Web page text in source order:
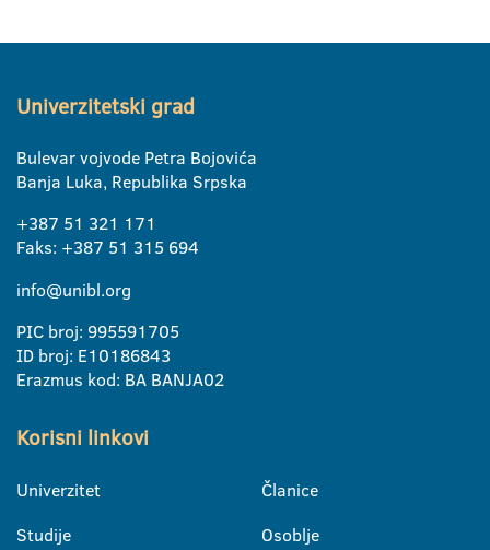
Univerzitetski grad
Bulevar vojvode Petra Bojovića
Banja Luka, Republika Srpska
+387 51 321 171
Faks: +387 51 315 694
info@unibl.org
PIC broj: 995591705
ID broj: E10186843
Erazmus kod: BA BANJA02
Korisni linkovi
Univerzitet
Studije
Članice
Osoblje